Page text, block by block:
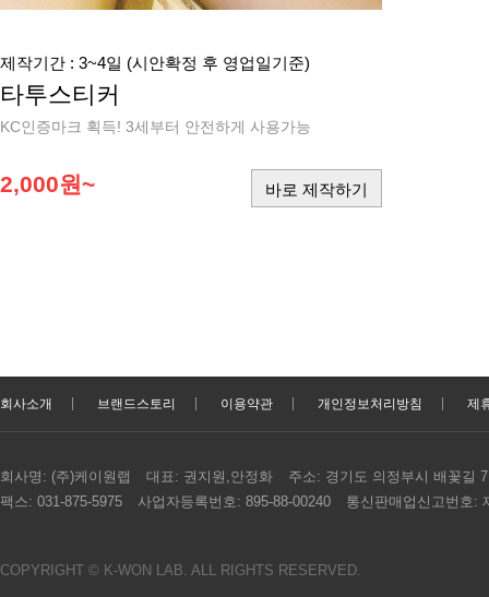
제작기간 : 3~4일 (시안확정 후 영업일기준)
타투스티커
KC인증마크 획득! 3세부터 안전하게 사용가능
2,000원~ 바로 제작하기
회사소개 브랜드스토리 이용약관 개인정보처리방침 제
회사명: (주)케이원랩 대표: 권지원,안정화 주소: 경기도 의정부시 배꽃길
팩스: 031-875-5975 사업자등록번호: 895-88-00240 통신판매업신고번호:
COPYRIGHT © K-WON LAB. ALL RIGHTS RESERVED.